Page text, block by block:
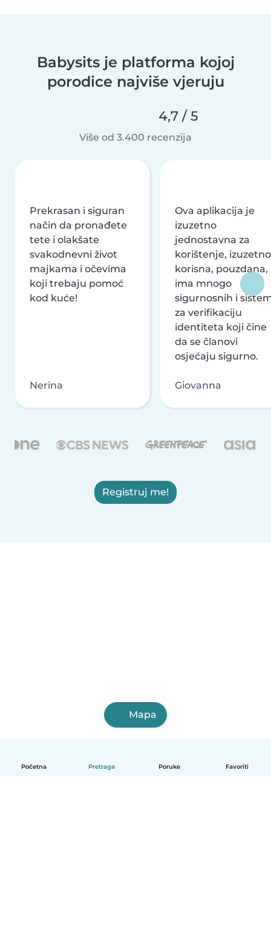
Početna Pretraga Poruke Favoriti
Babysits je platforma kojoj
porodice najviše vjeruju
4,7 / 5
Više od 3.400 recenzija
Prekrasan i siguran
način da pronađete
tete i olakšate
svakodnevni život
majkama i očevima
koji trebaju pomoć
kod kuće!
Nerina
Ova aplikacija je
izuzetno
jednostavna za
korištenje, izuzetno
korisna, pouzdana,
ima mnogo
sigurnosnih i
za verifikaciju
identiteta koji čine
da se članovi
osjećaju sigurno.
Giovanna
Registruj me!
Mapa